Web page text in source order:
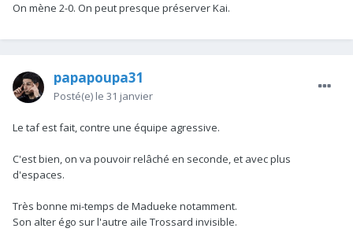
On mène 2-0. On peut presque préserver Kai.
papapoupa31
Posté(e) le 31 janvier
Le taf est fait, contre une équipe agressive.
C'est bien, on va pouvoir relâché en seconde, et avec plus
d'espaces.
Très bonne mi-temps de Madueke notamment.
Son alter égo sur l'autre aile Trossard invisible.